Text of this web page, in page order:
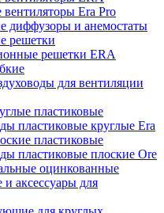
Era Pro
диффузоры и анемостаты
решетки
решетки ERA
для вентиляции
пластиковые
пластиковые круглые Era
пластиковые
пластиковые плоские Ore
оцинкованные
аксессуары для